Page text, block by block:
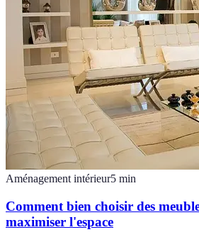
Aménagement intérieur5 min
Comment bien choisir des
maximiser l'espace